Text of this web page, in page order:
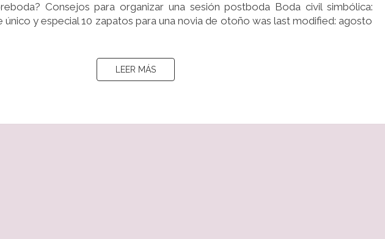
Consejos para organizar una sesión postboda Boda civil simbólica:
único y especial 10 zapatos para una novia de otoño was last modified: agosto
LEER MÁSLEER MÁS